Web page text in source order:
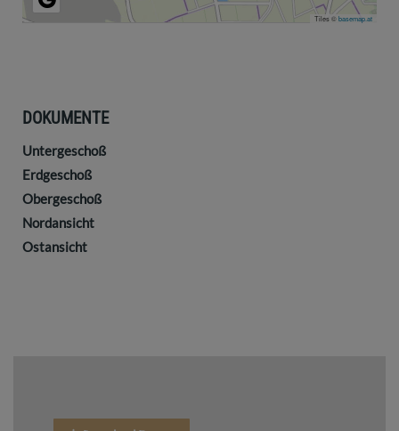
Tiles ©basemap.at
DOKUMENTE
Untergeschoß
Erdgeschoß
Obergeschoß
Nordansicht
Ostansicht